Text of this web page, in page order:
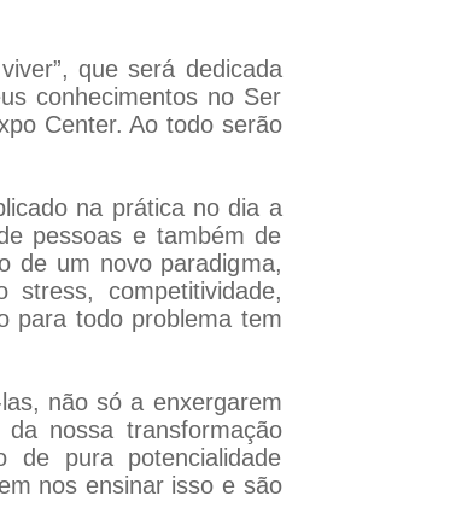
que será dedicada
conhecimentos no Ser
Center. Ao todo serão
na prática no dia a
pessoas e também de
de um novo paradigma,
competitividade,
para todo problema tem
não só a enxergarem
nossa transformação
de pura potencialidade
nos ensinar isso e são